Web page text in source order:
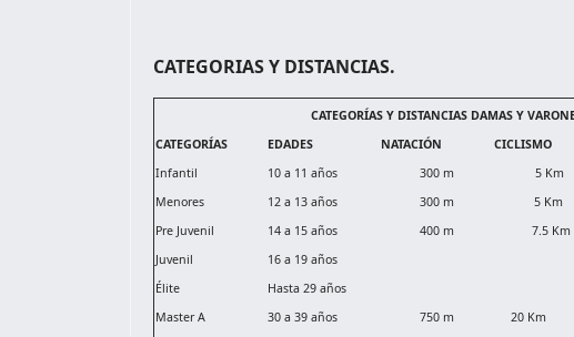
CATEGORIAS Y DISTANCIAS.
CATEGORÍAS Y DISTANCIAS DAMAS Y
CATEGORÍAS
EDADES NATACIÓN CICLISMO
Infantil
10 a 11 años 300 m 5 Km
Menores
12 a 13 años 300 m 5 Km
Pre Juvenil
14 a 15 años 400 m 7.5 Km
Juvenil
16 a 19 años
750 m 20 Km
Élite
Hasta 29 años
Master A
30 a 39 años